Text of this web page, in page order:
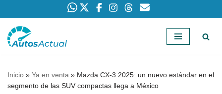
Saltar
Inicio » Ya en venta » Mazda CX-3 2025: un nuevo estándar en el
segmento de las SUV compactas llega a México